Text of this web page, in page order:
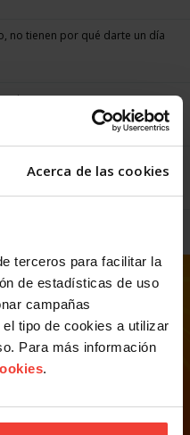
Acerca de las cookies
terceros para facilitar la
de estadísticas de uso
campañas
tipo de cookies a utilizar
Para más información
.
no tienen por qué darte un día